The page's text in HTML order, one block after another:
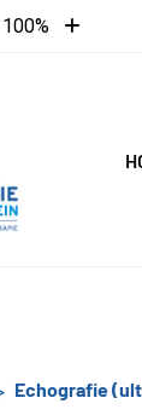
100%
Tekst
Echografie